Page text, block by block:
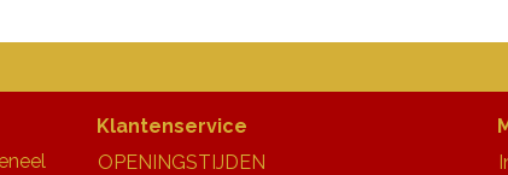
Klantenservice
OPENINGSTIJDEN